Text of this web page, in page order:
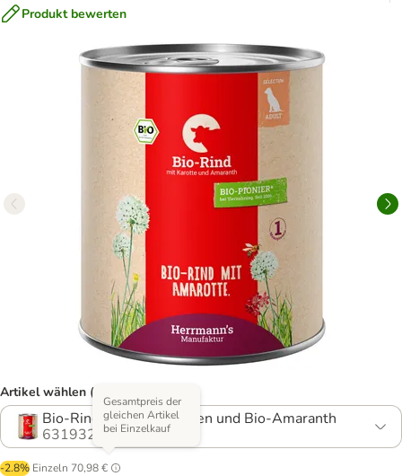
Produkt bewerten
Artikel wählen (5 Varianten)
Bio-Rind mit Bio-Karotten und Bio-Amaranth
631932.13
-2.8% Einzeln 70,98 €
Gesamtpreis der
gleichen Artikel
bei Einzelkauf